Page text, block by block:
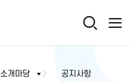
소개마당 공지사항